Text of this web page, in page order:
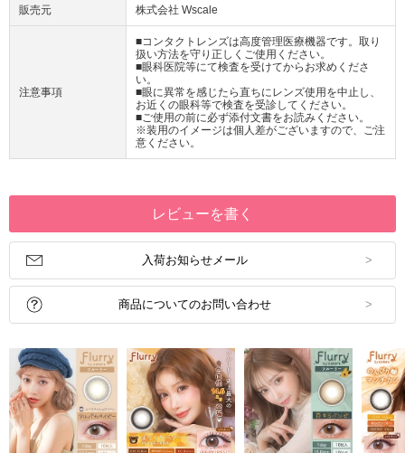
販売元 株式会社 Wscale
注意事項
■コンタクトレンズは高度管理医療機器です。取り
扱い方法を守り正しくご使用ください。
■眼科医院等にて検査を受けてからお求めくださ
い。
■眼に異常を感じたら直ちにレンズ使用を中止し、
お近くの眼科等で検査を受診してください。
■ご使用の前に必ず添付文書をお読みください。
※装用のイメージは個人差がございますので、ご注
意ください。
レビューを書く
入荷お知らせメール
商品についてのお問い合わせ